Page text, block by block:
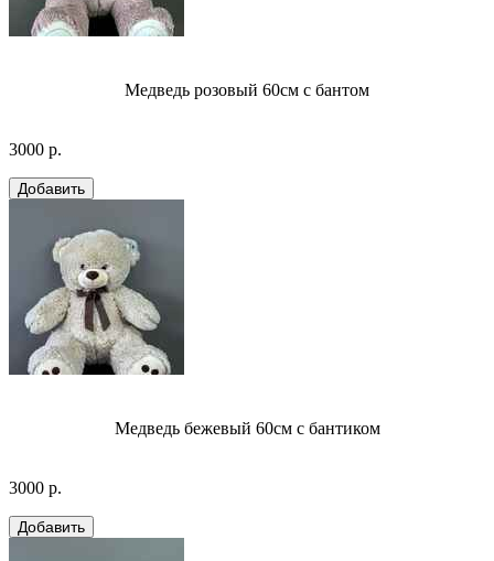
Медведь розовый 60см с бантом
3000 р.
Медведь бежевый 60см с бантиком
3000 р.